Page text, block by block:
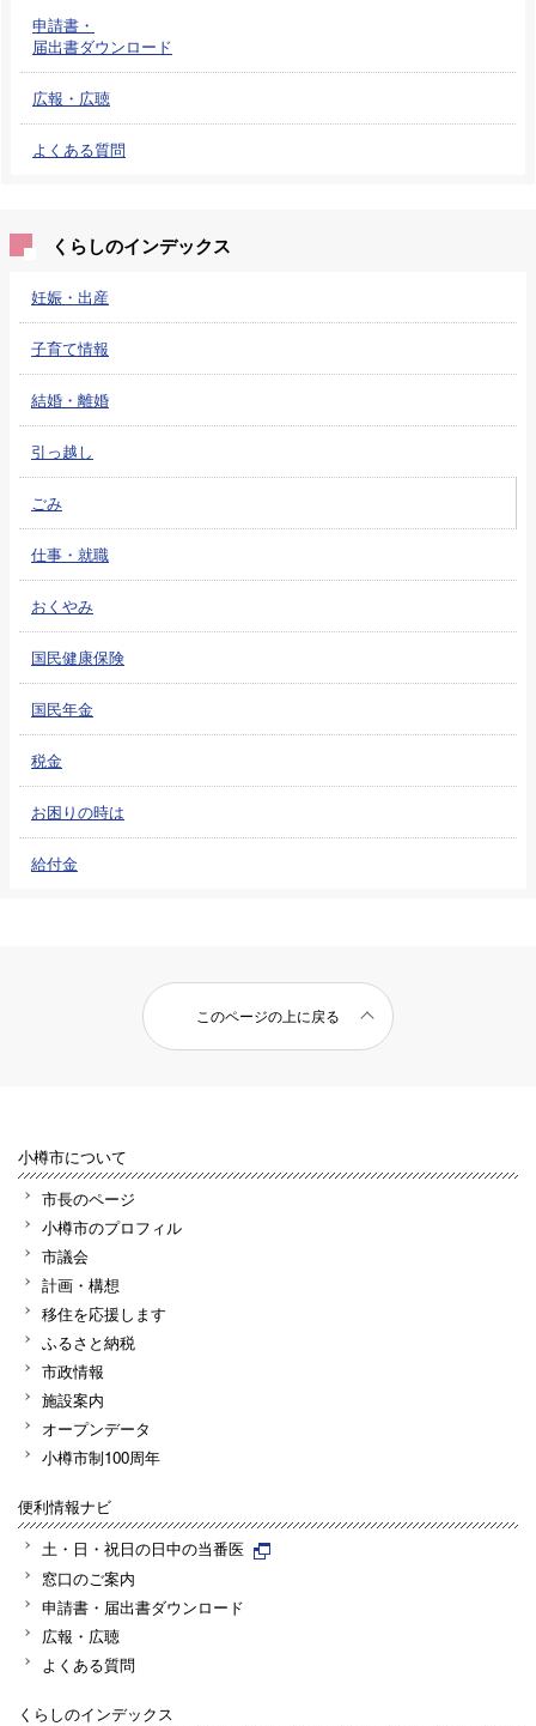
申請書・
届出書ダウンロード
広報・広聴
よくある質問
くらしのインデックス
妊娠・出産
子育て情報
結婚・離婚
引っ越し
ごみ
仕事・就職
おくやみ
国民健康保険
国民年金
税金
お困りの時は
給付金
このページの上に戻る
小樽市について
市長のページ
小樽市のプロフィル
市議会
計画・構想
移住を応援します
ふるさと納税
市政情報
施設案内
オープンデータ
小樽市制100周年
便利情報ナビ
土・日・祝日の日中の当番医
窓口のご案内
申請書・届出書ダウンロード
広報・広聴
よくある質問
くらしのインデックス